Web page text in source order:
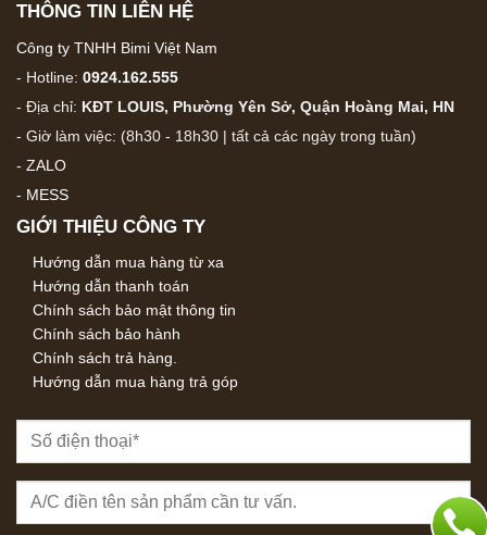
THÔNG TIN LIÊN HỆ
Công ty TNHH Bimi Việt Nam
- Hotline: 0924.162.555
- Địa chỉ: KĐT LOUIS, Phường Yên Sở, Quận Hoàng Mai, HN
- Giờ làm việc: (8h30 - 18h30 | tất cả các ngày trong tuần)
- ZALO
- MESS
GIỚI THIỆU CÔNG TY
Hướng dẫn mua hàng từ xa
Hướng dẫn thanh toán
Chính sách bảo mật thông tin
Chính sách bảo hành
Chính sách trả hàng.
Hướng dẫn mua hàng trả góp